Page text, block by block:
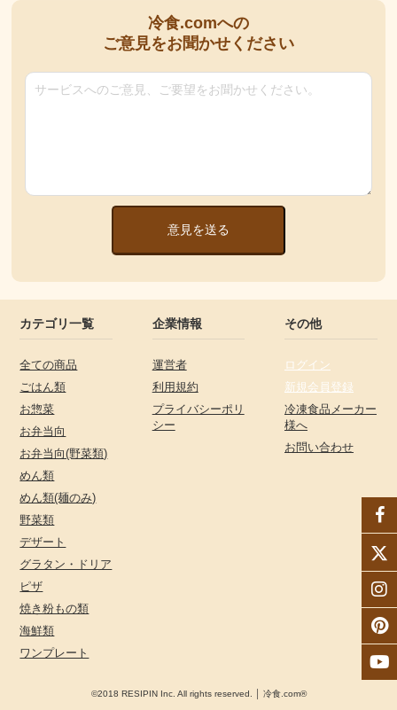
冷食.comへの
ご意見をお聞かせください
意見を送る
カテゴリ一覧
全ての商品
ごはん類
お惣菜
お弁当向
お弁当向(野菜類)
めん類
めん類(麺のみ)
野菜類
デザート
グラタン・ドリア
ピザ
焼き粉もの類
海鮮類
ワンプレート
企業情報
運営者
利用規約
プライバシーポリ
シー
その他
ログイン
新規会員登録
冷凍食品メーカー
様へ
お問い合わせ
©2018 RESIPIN Inc. All rights reserved. │ 冷食.com®